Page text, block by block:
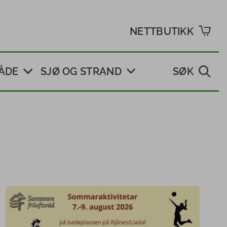
SJØ OG STRAND
Ro- og padleled
SØK
NETTBUTIKK